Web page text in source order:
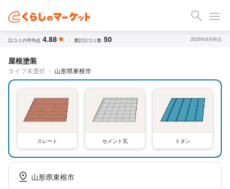
口コミの平均点 4.88 累計口コミ数 50 2026年8月時点
屋根塗装
タイプ未選択 ・ 山形県東根市
スレート セメント瓦 トタン
山形県東根市